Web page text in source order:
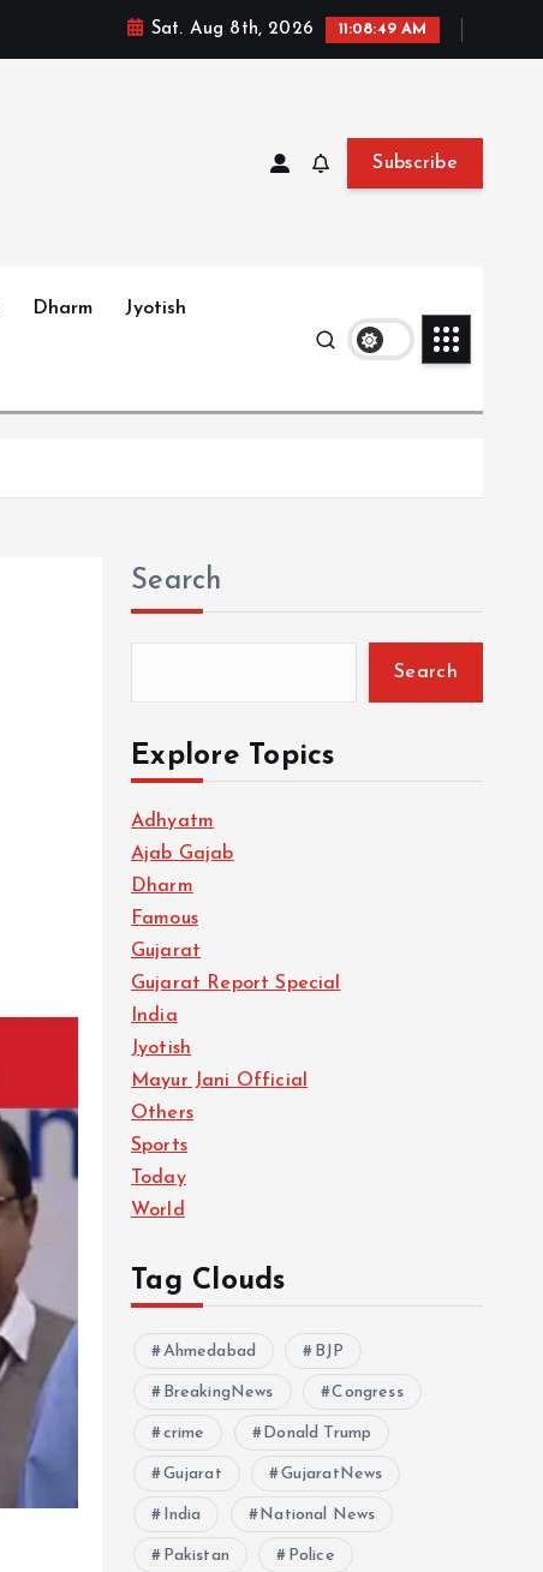
Sat. Aug 8th, 2026 11:08:51 AM
Subscribe
Dharm Jyotish
Search
Search
Explore Topics
Adhyatm
Ajab Gajab
Dharm
Famous
Gujarat
Gujarat Report Special
India
Jyotish
Mayur Jani Official
Others
Sports
Today
World
Tag Clouds
Ahmedabad BJP
BreakingNews Congress
crime Donald Trump
Gujarat GujaratNews
India National News
Pakistan Police